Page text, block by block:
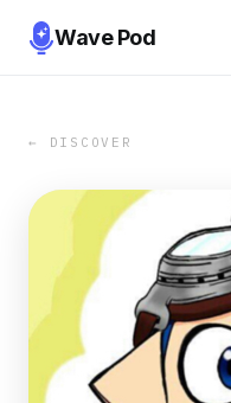
Wave Pod
← DISCOVER